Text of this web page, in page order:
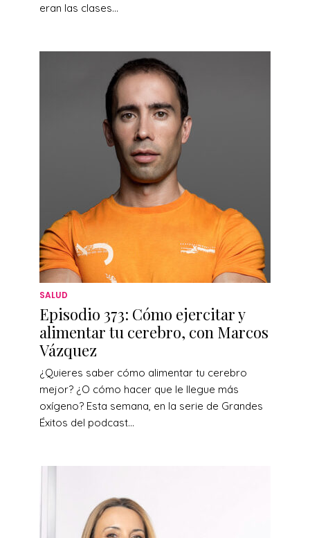
eran las clases...
SALUD
Episodio 373: Cómo ejercitar y
alimentar tu cerebro, con Marcos
Vázquez
¿Quieres saber cómo alimentar tu cerebro
mejor? ¿O cómo hacer que le llegue más
oxígeno? Esta semana, en la serie de Grandes
Éxitos del podcast...